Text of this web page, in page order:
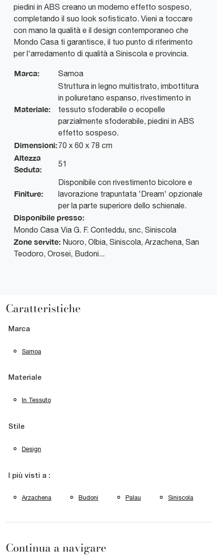
piedini in ABS creano un moderno effetto sospeso,
completando il suo look sofisticato. Vieni a toccare
con mano la qualità e il design contemporaneo che
Mondo Casa ti garantisce, il tuo punto di riferimento
per l'arredamento di qualità a Siniscola e provincia.
Marca: Samoa
Materiale:
Struttura in legno multistrato, imbottitura
in poliuretano espanso, rivestimento in
tessuto sfoderabile o ecopelle
parzialmente sfoderabile, piedini in ABS
effetto sospeso.
Dimensioni:70 x 60 x 78 cm
Altezza
Seduta:
51
Finiture:
Disponibile con rivestimento bicolore e
lavorazione trapuntata 'Dream' opzionale
per la parte superiore dello schienale.
Disponibile presso:
Mondo Casa Via G. F. Conteddu, snc, Siniscola
Zone servite: Nuoro, Olbia, Siniscola, Arzachena, San
Teodoro, Orosei, Budoni...
Caratteristiche
Marca
Samoa
Materiale
In Tessuto
Stile
Design
I più visti a :
Arzachena Budoni Palau Siniscola
Continua a navigare